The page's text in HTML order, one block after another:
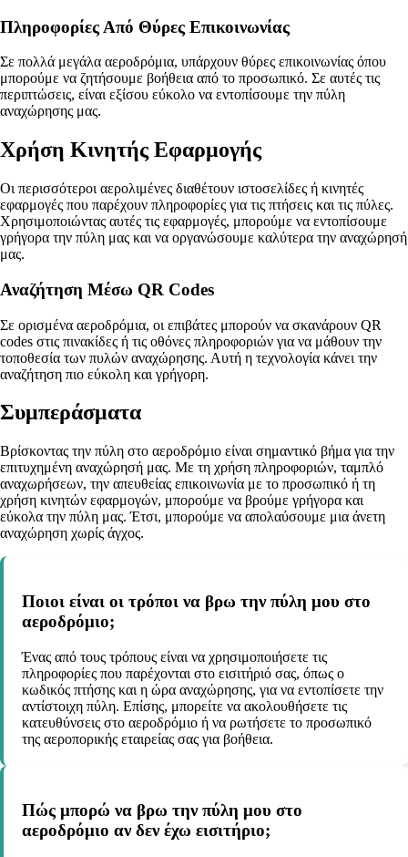
Πληροφορίες Από Θύρες Επικοινωνίας
Σε πολλά μεγάλα αεροδρόμια, υπάρχουν θύρες επικοινωνίας όπου
μπορούμε να ζητήσουμε βοήθεια από το προσωπικό. Σε αυτές τις
περιπτώσεις, είναι εξίσου εύκολο να εντοπίσουμε την πύλη
αναχώρησης μας.
Χρήση Κινητής Εφαρμογής
Οι περισσότεροι αερολιμένες διαθέτουν ιστοσελίδες ή κινητές
εφαρμογές που παρέχουν πληροφορίες για τις πτήσεις και τις πύλες.
Χρησιμοποιώντας αυτές τις εφαρμογές, μπορούμε να εντοπίσουμε
γρήγορα την πύλη μας και να οργανώσουμε καλύτερα την αναχώρησή
μας.
Αναζήτηση Μέσω QR Codes
Σε ορισμένα αεροδρόμια, οι επιβάτες μπορούν να σκανάρουν QR
codes στις πινακίδες ή τις οθόνες πληροφοριών για να μάθουν την
τοποθεσία των πυλών αναχώρησης. Αυτή η τεχνολογία κάνει την
αναζήτηση πιο εύκολη και γρήγορη.
Συμπεράσματα
Βρίσκοντας την πύλη στο αεροδρόμιο είναι σημαντικό βήμα για την
επιτυχημένη αναχώρησή μας. Με τη χρήση πληροφοριών, ταμπλό
αναχωρήσεων, την απευθείας επικοινωνία με το προσωπικό ή τη
χρήση κινητών εφαρμογών, μπορούμε να βρούμε γρήγορα και
εύκολα την πύλη μας. Έτσι, μπορούμε να απολαύσουμε μια άνετη
αναχώρηση χωρίς άγχος.
Ποιοι είναι οι τρόποι να βρω την πύλη μου στο
αεροδρόμιο;
Ένας από τους τρόπους είναι να χρησιμοποιήσετε τις
πληροφορίες που παρέχονται στο εισιτήριό σας, όπως ο
κωδικός πτήσης και η ώρα αναχώρησης, για να εντοπίσετε την
αντίστοιχη πύλη. Επίσης, μπορείτε να ακολουθήσετε τις
κατευθύνσεις στο αεροδρόμιο ή να ρωτήσετε το προσωπικό
της αεροπορικής εταιρείας σας για βοήθεια.
Πώς μπορώ να βρω την πύλη μου στο
αεροδρόμιο αν δεν έχω εισιτήριο;